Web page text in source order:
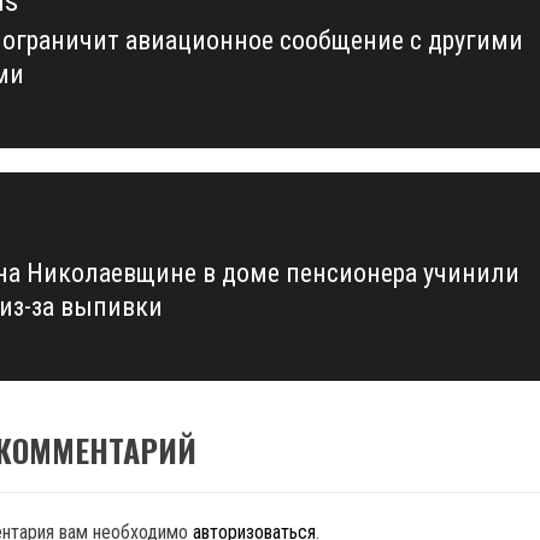
авиационное сообщение с другими
Николаевщине в доме пенсионера учинили
за выпивки
вам необходимо авторизоваться.